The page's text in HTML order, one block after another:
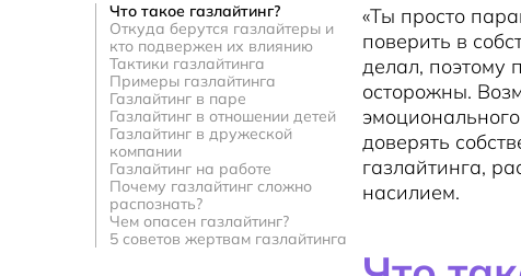
Что такое газлайтинг?
Откуда берутся газлайтеры и
кто подвержен их влиянию
Тактики газлайтинга
Примеры газлайтинга
Газлайтинг в паре
Газлайтинг в отношении детей
Газлайтинг в дружеской
компании
Газлайтинг на работе
Почему газлайтинг сложно
распознать?
Чем опасен газлайтинг?
5 советов жертвам газлайтинга
«Ты просто
поверить в
делал, поэтому
осторожны.
доверять
газлайтинга,
насилием.